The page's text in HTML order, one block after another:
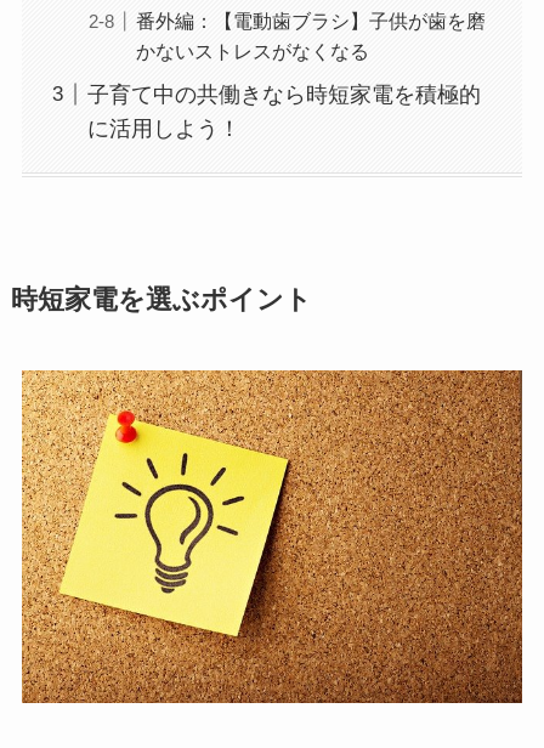
番外編：【電動歯ブラシ】子供が歯を磨
かないストレスがなくなる
子育て中の共働きなら時短家電を積極的
に活用しよう！
時短家電を選ぶポイント